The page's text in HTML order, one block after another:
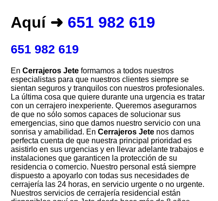
Aquí ➜ 651 982 619
651 982 619
EnCerrajeros Jete formamos a todos nuestros
especialistas para que nuestros clientes siempre se
sientan seguros y tranquilos con nuestros profesionales.
La última cosa que quiere durante una urgencia es tratar
con un cerrajero inexperiente. Queremos asegurarnos
de que no sólo somos capaces de solucionar sus
emergencias, sino que damos nuestro servicio con una
sonrisa y amabilidad. EnCerrajeros Jete nos damos
perfecta cuenta de que nuestra principal prioridad es
asistirlo en sus urgencias y en llevar adelante trabajos e
instalaciones que garanticen la protección de su
residencia o comercio. Nuestro personal está siempre
dispuesto a apoyarlo con todas sus necesidades de
cerrajería las 24 horas, en servicio urgente o no urgente.
Nuestros servicios de cerrajería residencial están